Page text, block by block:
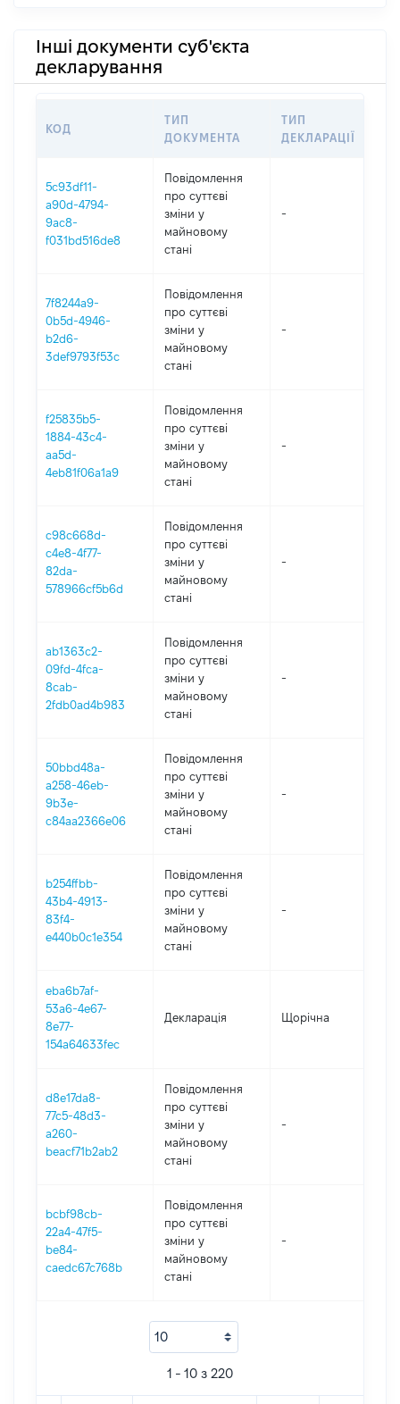
Інші документи суб'єкта
декларування
КОД
ТИП
ДОКУМЕНТА
ТИП
ДЕКЛАРАЦІЇ
5c93df11-
a90d-4794-
9ac8-
f031bd516de8
Повідомлення
про суттєві
зміни y
майновому
стані
-
7f8244a9-
0b5d-4946-
b2d6-
3def9793f53c
Повідомлення
про суттєві
зміни y
майновому
стані
-
f25835b5-
1884-43c4-
aa5d-
4eb81f06a1a9
Повідомлення
про суттєві
зміни y
майновому
стані
-
c98c668d-
c4e8-4f77-
82da-
578966cf5b6d
Повідомлення
про суттєві
зміни y
майновому
стані
-
ab1363c2-
09fd-4fca-
8cab-
2fdb0ad4b983
Повідомлення
про суттєві
зміни y
майновому
стані
-
50bbd48a-
a258-46eb-
9b3e-
c84aa2366e06
Повідомлення
про суттєві
зміни y
майновому
стані
-
b254ffbb-
43b4-4913-
83f4-
e440b0c1e354
Повідомлення
про суттєві
зміни y
майновому
стані
-
eba6b7af-
53a6-4e67-
8e77-
154a64633fec
Декларація Щорічна
d8e17da8-
77c5-48d3-
a260-
beacf71b2ab2
Повідомлення
про суттєві
зміни y
майновому
стані
-
bcbf98cb-
22a4-47f5-
be84-
caedc67c768b
Повідомлення
про суттєві
зміни y
майновому
стані
-
1 - 10 з 220